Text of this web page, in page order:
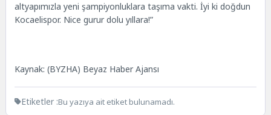
altyapımızla yeni şampiyonluklara taşıma vakti. İyi ki doğdun
Kocaelispor. Nice gurur dolu yıllara!”
Kaynak: (BYZHA) Beyaz Haber Ajansı
Etiketler :Bu yazıya ait etiket bulunamadı.